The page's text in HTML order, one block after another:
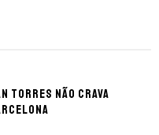
Torres não crava